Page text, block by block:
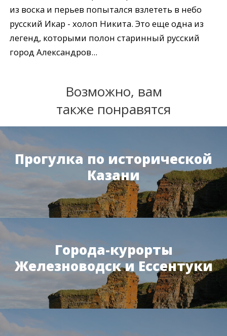
из воска и перьев попытался взлететь в небо
русский Икар - холоп Никита. Это еще одна из
легенд, которыми полон старинный русский
город Александров...
Возможно, вам
также понравятся
Прогулка по исторической
Казани
Города-курорты
Железноводск и Ессентуки